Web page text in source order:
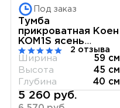
Под заказ
Тумба
прикроватная Коен
KOM1S ясень
снежный
2 отзыва
Ширина
59 см
Высота
45 см
Глубина
40 см
5 260 руб.